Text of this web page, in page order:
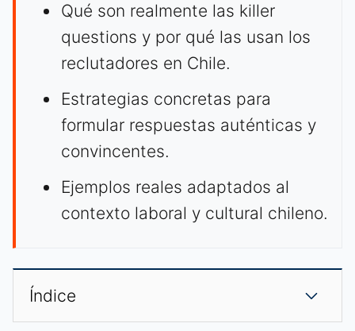
Qué son realmente las killer
questions y por qué las usan los
reclutadores en Chile.
Estrategias concretas para
formular respuestas auténticas y
convincentes.
Ejemplos reales adaptados al
contexto laboral y cultural chileno.
Índice